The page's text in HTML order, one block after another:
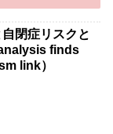
閉症リスクと
finds
link）